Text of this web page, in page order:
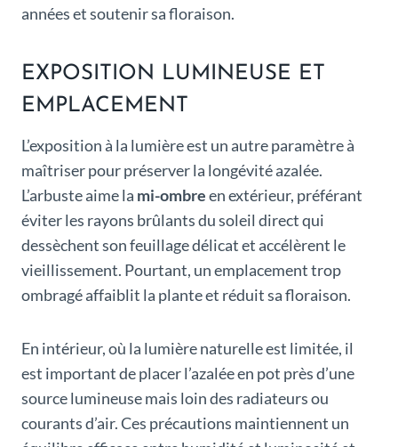
années et soutenir sa floraison.
EXPOSITION LUMINEUSE ET
EMPLACEMENT
L’exposition à la lumière est un autre paramètre à
maîtriser pour préserver la longévité azalée.
L’arbuste aime la mi-ombreen extérieur, préférant
éviter les rayons brûlants du soleil direct qui
dessèchent son feuillage délicat et accélèrent le
vieillissement. Pourtant, un emplacement trop
ombragé affaiblit la plante et réduit sa floraison.
En intérieur, où la lumière naturelle est limitée, il
est important de placer l’azalée en pot près d’une
source lumineuse mais loin des radiateurs ou
courants d’air. Ces précautions maintiennent un